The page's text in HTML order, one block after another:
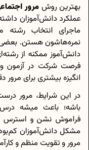
بهترین روشمرور
عملکرد دانش‌آموزان
ماجرای انتخاب
نمره‌هاشون هستن. بعضی
دانش‌آموز ممکنه از
فرصت شرکت در
انگیزه‌ بیشتری برای
در این شرایط، مرور
باشه؛ باعث میشه
فراموش نشن و استرس
مشکل دانش‌آموزان
مرور و تقویت منظم و